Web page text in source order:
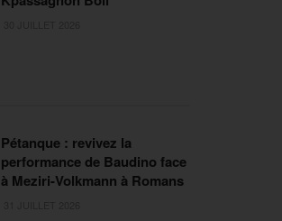
Pétanque : revivez la
performance de Baudino face
à Meziri-Volkmann à Romans